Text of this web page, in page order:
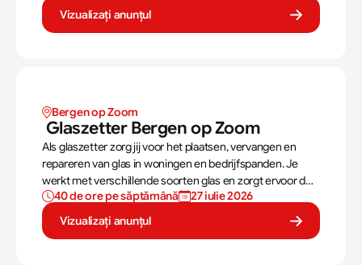
worden.Vizualizați anunțul
Bergen op Zoom
Glaszetter Bergen op Zoom
Als glaszetter zorg jij voor het plaatsen, vervangen en
repareren van glas in woningen en bedrijfspanden. Je
werkt met verschillende soorten glas en zorgt ervoor dat
ramen en kozijnen veilig, netjes en goed afgewerkt
worden.
40 de ore pe săptămână
27 iulie 2026
Vizualizați anunțul